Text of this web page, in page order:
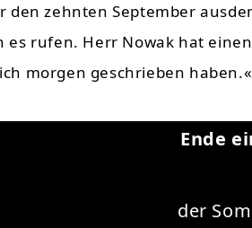
den zehnten September
es rufen. Herr Nowak hat
morgen geschrieben haben.«
Ende
der